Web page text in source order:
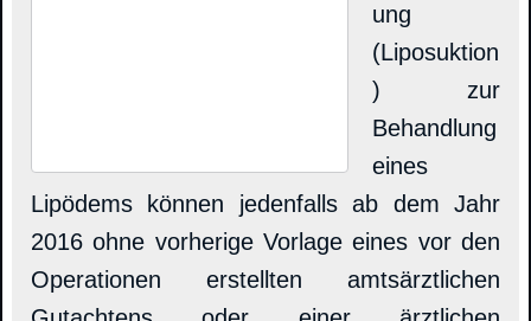
ung
(Liposuktion
) zur
Behandlung
eines
Lipödems können jedenfalls ab dem Jahr
2016 ohne vorherige Vorlage eines vor den
Operationen erstellten amtsärztlichen